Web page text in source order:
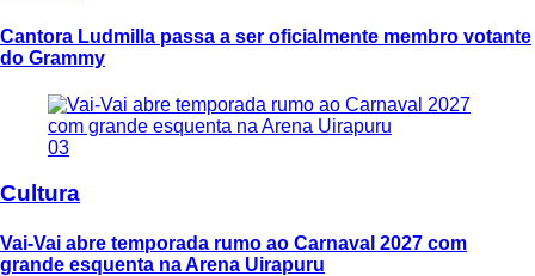
Cantora Ludmilla passa a ser oficialmente membro votante
do Grammy
03
Cultura
Vai-Vai abre temporada rumo ao Carnaval 2027 com
grande esquenta na Arena Uirapuru